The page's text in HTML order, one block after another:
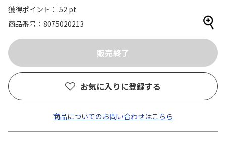
獲得ポイント： 52 pt
商品番号
8075020213
お気に入りに登録する
商品についてのお問い合わせはこちら